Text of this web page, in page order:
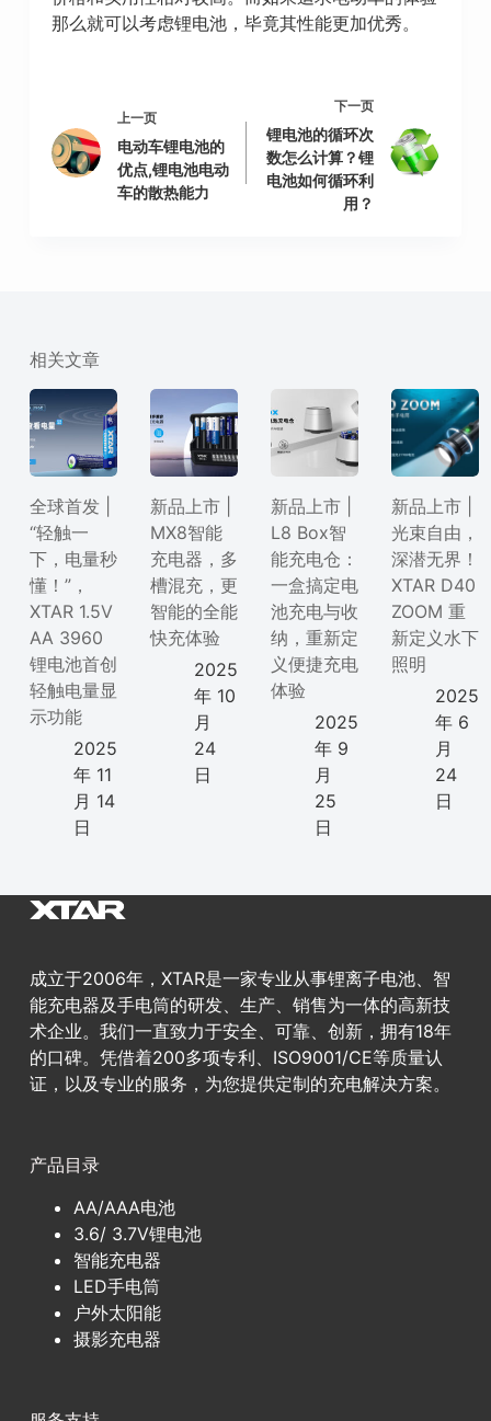
那么就可以考虑锂电池，毕竟其性能更加优秀。
上一页
电动车锂电池的
优点,锂电池电动
车的散热能力
下一页
锂电池的循环次
数怎么计算？锂
电池如何循环利
用？
相关文章
全球首发 |
“轻触一
下，电量秒
懂！”，
XTAR 1.5V
AA 3960
锂电池首创
轻触电量显
示功能
2025
年 11
月 14
日
新品上市 |
MX8智能
充电器，多
槽混充，更
智能的全能
快充体验
2025
年 10
月
24
日
新品上市 |
L8 Box智
能充电仓：
一盒搞定电
池充电与收
纳，重新定
义便捷充电
体验
2025
年 9
月
25
日
新品上市 |
光束自由，
深潜无界！
XTAR D40
ZOOM 重
新定义水下
照明
2025
年 6
月
24
日
成立于2006年，XTAR是一家专业从事锂离子电池、智
能充电器及手电筒的研发、生产、销售为一体的高新技
术企业。我们一直致力于安全、可靠、创新，拥有18年
的口碑。凭借着200多项专利、ISO9001/CE等质量认
证，以及专业的服务，为您提供定制的充电解决方案。
产品目录
AA/AAA电池
3.6/ 3.7V锂电池
智能充电器
LED手电筒
户外太阳能
摄影充电器